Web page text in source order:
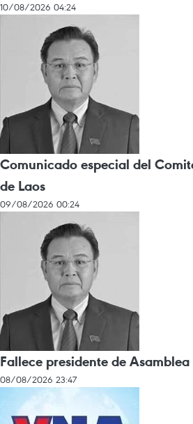
10/08/2026 04:24
Comunicado especial del
de Laos
09/08/2026 00:24
Fallece presidente de
08/08/2026 23:47